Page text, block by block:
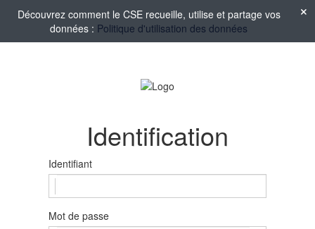
Découvrez comment le CSE recueille, utilise et partage vos
données : Politique d'utilisation des données
Identification
Identifiant
Mot de passe